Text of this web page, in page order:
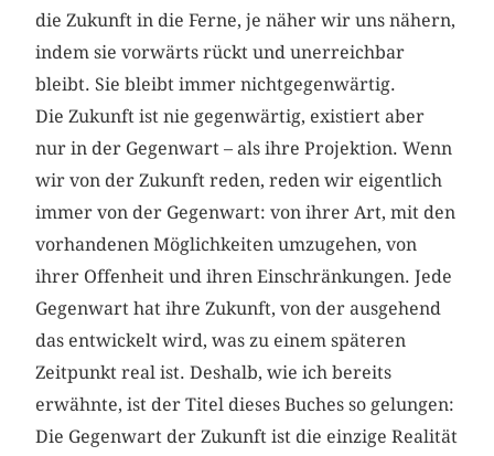
die Zukunft in die Ferne, je näher wir uns nähern,
indem sie vorwärts rückt und unerreichbar
bleibt. Sie bleibt immer nichtgegenwärtig.
Die Zukunft ist nie gegenwärtig, existiert aber
nur in der Gegenwart – als ihre Projektion. Wenn
wir von der Zukunft reden, reden wir eigentlich
immer von der Gegenwart: von ihrer Art, mit den
vorhandenen Möglichkeiten umzugehen, von
ihrer Offenheit und ihren Einschränkungen. Jede
Gegenwart hat ihre Zukunft, von der ausgehend
das entwickelt wird, was zu einem späteren
Zeitpunkt real ist. Deshalb, wie ich bereits
erwähnte, ist der Titel dieses Buches so gelungen:
Die Gegenwart der Zukunft ist die einzige Realität